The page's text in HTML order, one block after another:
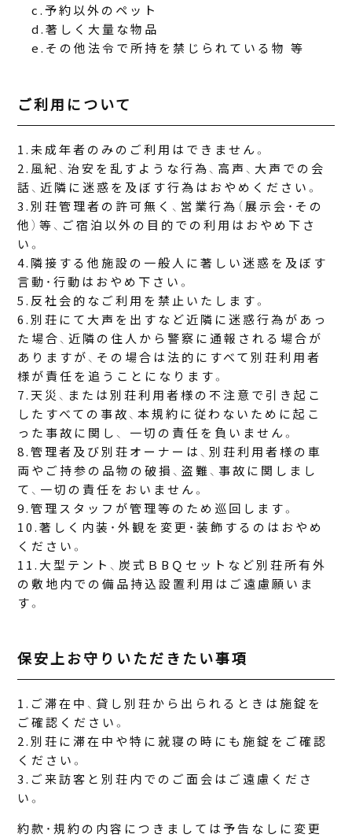
予約以外のペット
著しく大量な物品
その他法令で所持を禁じられている物 等
ご利用について
未成年者のみのご利用はできません。
風紀、治安を乱すような行為、高声、大声での会
話、近隣に迷惑を及ぼす行為はおやめください。
別荘管理者の許可無く、営業行為（展示会・その
他）等、ご宿泊以外の目的での利用はおやめ下さ
い。
隣接する他施設の一般人に著しい迷惑を及ぼす
言動・行動はおやめ下さい。
反社会的なご利用を禁止いたします。
別荘にて大声を出すなど近隣に迷惑行為があっ
た場合、近隣の住人から警察に通報される場合が
ありますが、その場合は法的にすべて別荘利用者
様が責任を追うことになります。
天災、または別荘利用者様の不注意で引き起こ
したすべての事故、本規約に従わないために起こ
った事故に関し、 一切の責任を負いません。
管理者及び別荘オーナーは、別荘利用者様の車
両やご持参の品物の破損、盗難、事故に関しまし
て、一切の責任をおいません。
管理スタッフが管理等のため巡回します。
著しく内装・外観を変更・装飾するのはおやめ
ください。
大型テント、炭式ＢBＱセットなど別荘所有外
の敷地内での備品持込設置利用はご遠慮願いま
す。
保安上お守りいただきたい事項
ご滞在中、貸し別荘から出られるときは施錠を
ご確認ください。
別荘に滞在中や特に就寝の時にも施錠をご確認
ください。
ご来訪客と別荘内でのご面会はご遠慮くださ
い。
約款・規約の内容につきましては予告なしに変更